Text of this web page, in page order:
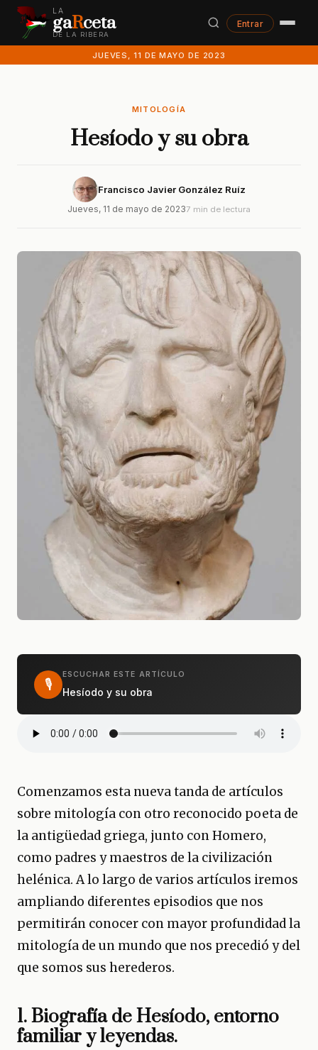
LA
gaRceta
DE LA RIBERA
Entrar
JUEVES, 11 DE MAYO DE 2023
MITOLOGÍA
Hesíodo y su obra
Francisco Javier González Ruíz
Jueves, 11 de mayo de 20237 min de lectura
🎙
ESCUCHAR ESTE ARTÍCULO
Hesíodo y su obra
Comenzamos esta nueva tanda de artículos
sobre mitología con otro reconocido poeta de
la antigüedad griega, junto con Homero,
como padres y maestros de la civilización
helénica. A lo largo de varios artículos iremos
ampliando diferentes episodios que nos
permitirán conocer con mayor profundidad la
mitología de un mundo que nos precedió y del
que somos sus herederos.
1. Biografía de Hesíodo, entorno
familiar y leyendas.